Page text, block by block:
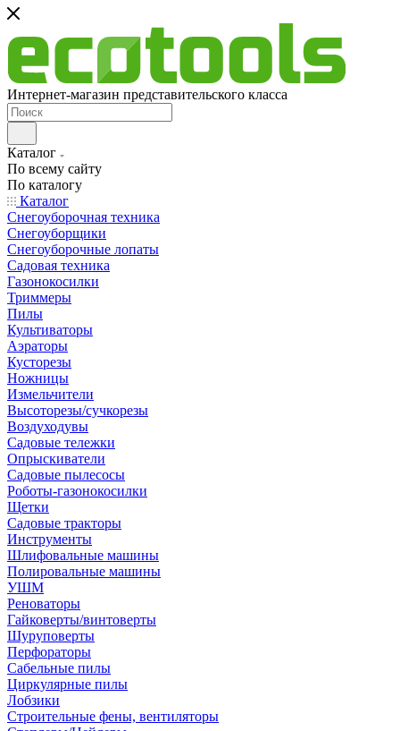
Интернет-магазин представительского класса
Каталог
По всему сайту
По каталогу
Каталог
Снегоуборочная техника
Снегоуборщики
Снегоуборочные лопаты
Садовая техника
Газонокосилки
Триммеры
Пилы
Культиваторы
Аэраторы
Кусторезы
Ножницы
Измельчители
Высоторезы/сучкорезы
Воздуходувы
Садовые тележки
Опрыскиватели
Садовые пылесосы
Роботы-газонокосилки
Щетки
Садовые тракторы
Инструменты
Шлифовальные машины
Полировальные машины
УШМ
Реноваторы
Гайковерты/винтоверты
Шуруповерты
Перфораторы
Сабельные пилы
Циркулярные пилы
Лобзики
Строительные фены, вентиляторы